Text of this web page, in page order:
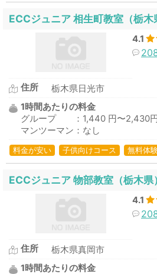
ECCジュニア 相生町教室（栃木
4.1
住所
栃木県日光市
1時間あたりの料金
グループ ：1,440 円〜2,430円
マンツーマン：なし
料金が安い 子供向けコース 無料体
ECCジュニア 物部教室（栃木県）
4.1
住所
栃木県真岡市
1時間あたりの料金